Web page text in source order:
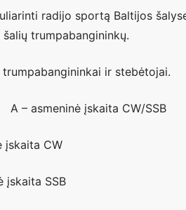
radijo sportą Baltijos
trumpabangininkų.
ir stebėtojai.
A – asmeninė įskaita CW/SSB
įskaita CW
įskaita SSB